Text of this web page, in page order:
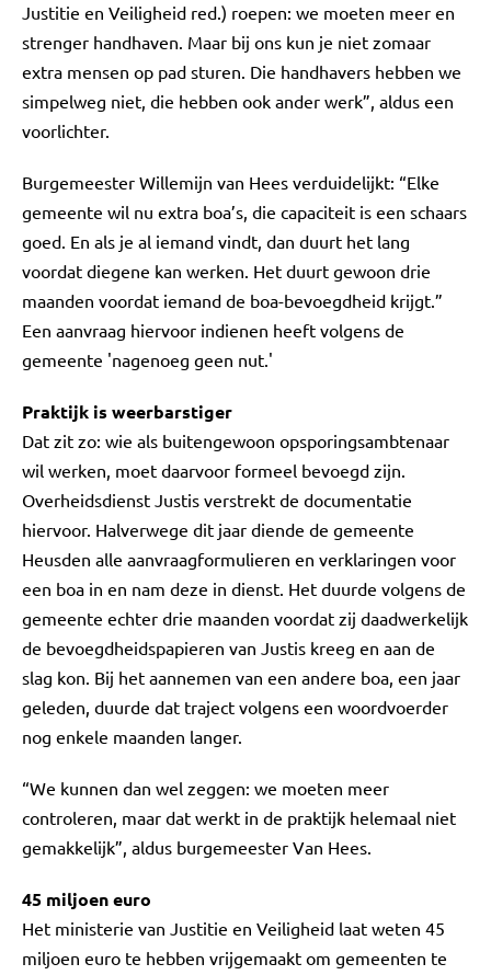
Justitie en Veiligheid red.) roepen: we moeten meer en
strenger handhaven. Maar bij ons kun je niet zomaar
extra mensen op pad sturen. Die handhavers hebben we
simpelweg niet, die hebben ook ander werk”, aldus een
voorlichter.
Burgemeester Willemijn van Hees verduidelijkt: “Elke
gemeente wil nu extra boa’s, die capaciteit is een schaars
goed. En als je al iemand vindt, dan duurt het lang
voordat diegene kan werken. Het duurt gewoon drie
maanden voordat iemand de boa-bevoegdheid krijgt.”
Een aanvraag hiervoor indienen heeft volgens de
gemeente 'nagenoeg geen nut.'
Praktijk is weerbarstiger
Dat zit zo: wie als buitengewoon opsporingsambtenaar
wil werken, moet daarvoor formeel bevoegd zijn.
Overheidsdienst Justis verstrekt de documentatie
hiervoor. Halverwege dit jaar diende de gemeente
Heusden alle aanvraagformulieren en verklaringen voor
een boa in en nam deze in dienst. Het duurde volgens de
gemeente echter drie maanden voordat zij daadwerkelijk
de bevoegdheidspapieren van Justis kreeg en aan de
slag kon. Bij het aannemen van een andere boa, een jaar
geleden, duurde dat traject volgens een woordvoerder
nog enkele maanden langer.
“We kunnen dan wel zeggen: we moeten meer
controleren, maar dat werkt in de praktijk helemaal niet
gemakkelijk”, aldus burgemeester Van Hees.
45 miljoen euro
Het ministerie van Justitie en Veiligheid laat weten 45
miljoen euro te hebben vrijgemaakt om gemeenten te